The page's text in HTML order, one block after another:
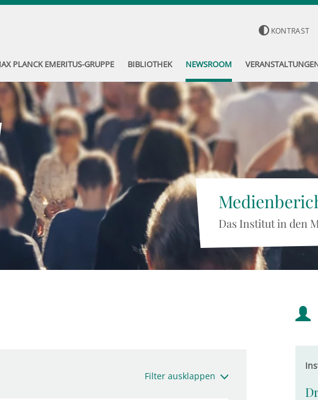
KONTRAST
PLANCK EMERITUS-GRUPPE BIBLIOTHEK NEWSROOM
Das Institut in den
Filter ausklappen